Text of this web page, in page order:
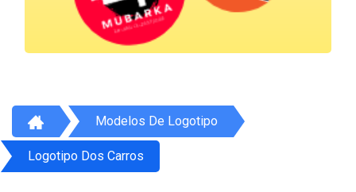
Modelos De Logotipo
Logotipo Dos Carros